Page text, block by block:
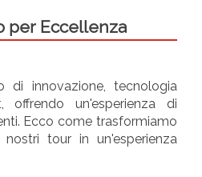
per Eccellenza
di innovazione, tecnologia
offrendo un'esperienza di
Ecco come trasformiamo
tour in un'esperienza